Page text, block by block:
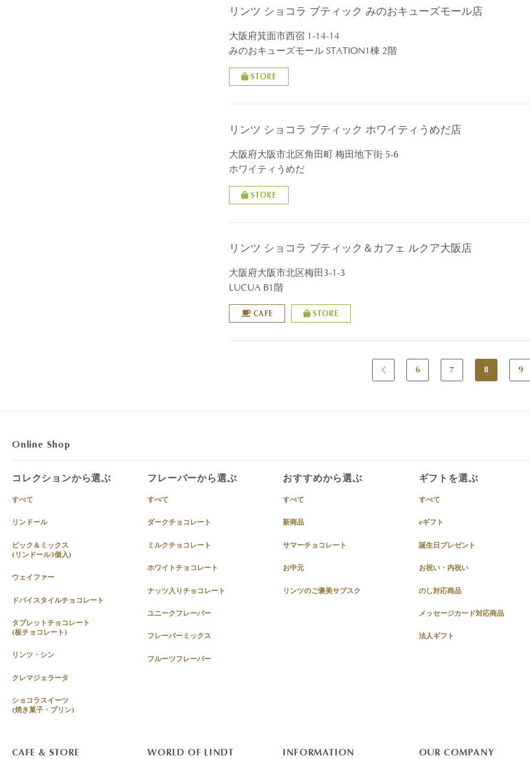
リンツ ショコラ ブティック みのおキューズモール店
大阪府箕面市西宿 1-14-14
みのおキューズモール STATION1棟 2階
STORE
リンツ ショコラ ブティック ホワイティうめだ店
大阪府大阪市北区角田町 梅田地下街 5-6
ホワイティうめだ
STORE
リンツ ショコラ ブティック＆カフェ ルクア大阪店
大阪府大阪市北区梅田3-1-3
LUCUA B1階
CAFE STORE
6 7 8 9
Online Shop
コレクションから選ぶ
すべて
リンドール
ピック＆ミックス
(リンドール3個入)
ウェイファー
ドバイスタイルチョコレート
タブレットチョコレート
(板チョコレート)
リンツ・シン
クレマジェラータ
ショコラスイーツ
(焼き菓子・プリン)
フレーバーから選ぶ
すべて
ダークチョコレート
ミルクチョコレート
ホワイトチョコレート
ナッツ入りチョコレート
ユニークフレーバー
フレーバーミックス
フルーツフレーバー
おすすめから選ぶ
すべて
新商品
サマーチョコレート
お中元
リンツのご褒美サブスク
ギフトを選ぶ
すべて
eギフト
誕生日プレゼント
お祝い・内祝い
のし対応商品
メッセージカード対応商品
法人ギフト
CAFE & STORE WORLD OF LINDT INFORMATION OUR COMPANY